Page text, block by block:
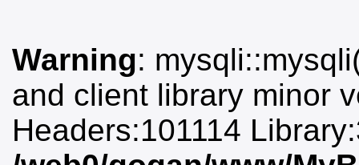
Warning:
and client library minor
Headers:101114